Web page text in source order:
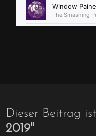
Dieser Beitrag
2019"